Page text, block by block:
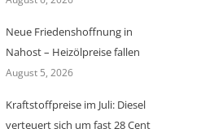
Neue Friedenshoffnung in
Nahost – Heizölpreise fallen
August 5, 2026
Kraftstoffpreise im Juli: Diesel
verteuert sich um fast 28 Cent